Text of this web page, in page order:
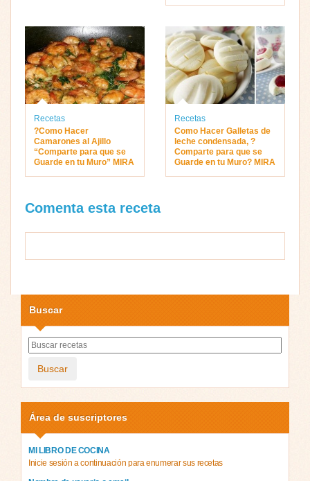
Recetas
?Como Hacer
Camarones al Ajillo
“Comparte para que se
Guarde en tu Muro” MIRA
Recetas
Como Hacer Galletas de
leche condensada, ?
Comparte para que se
Guarde en tu Muro? MIRA
Comenta esta receta
Buscar
Buscar
Área de suscriptores
MI LIBRO DE COCINA
Inicie sesión a continuación para enumerar sus recetas